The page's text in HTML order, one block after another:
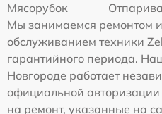
Мясорубок
Мы занимаемся ремонтом
обслуживанием техники
гарантийного периода.
Новгороде работает
официальной
на ремонт, указанные на